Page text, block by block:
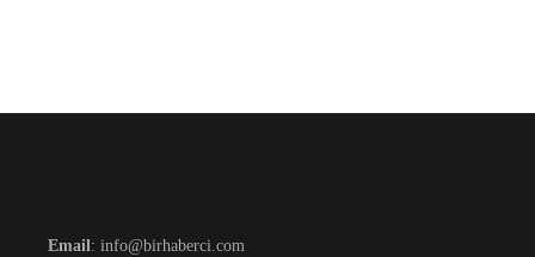
Email: info@birhaberci.com